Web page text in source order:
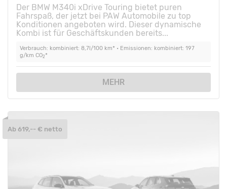
Der BMW M340i xDrive Touring bietet puren
Fahrspaß, der jetzt bei PAW Automobile zu top
Konditionen angeboten wird. Dieser dynamische
Kombi ist für Geschäftskunden bereits...
Verbrauch: kombiniert: 8,7l/100 km* • Emissionen: kombiniert: 197
g/km CO2*
MEHR
Ab 619,-- € netto